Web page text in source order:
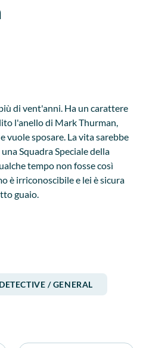
di vent'anni. Ha un carattere
l'anello di Mark Thurman,
vuole sposare. La vita sarebbe
Squadra Speciale della
tempo non fosse così
è irriconoscibile e lei è sicura
guaio.
/ GENERAL